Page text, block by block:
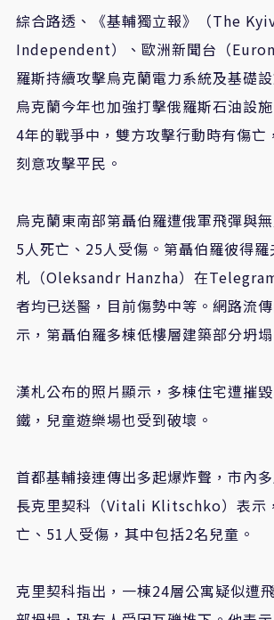
綜合路透、《基輔獨立報》（The
Independent）、歐洲新聞台（
羅斯持續攻擊烏克蘭電力系統及基礎
烏克蘭今年也加強打擊俄羅斯石油設
4年的戰爭中，雙方攻擊行動時有傷亡
刻意攻擊平民。
烏克蘭東南部第聶伯羅遭俄軍飛彈與
5人死亡、25人受傷。第聶伯羅彼得
札（Oleksandr Hanzha）在
者均已送醫，目前傷勢中等。網路流
示，第聶伯羅多棟低樓層建築部分坍塌
漢札公布的照片顯示，多棟住宅遭摧
鐵，兒童遊樂場也受到破壞。
首都基輔接連傳出多起爆炸聲，市內
長克里契科（Vitali Klitschko）表示
亡、51人受傷，其中包括2名兒童。
克里契科指出，一棟24層公寓疑似遭